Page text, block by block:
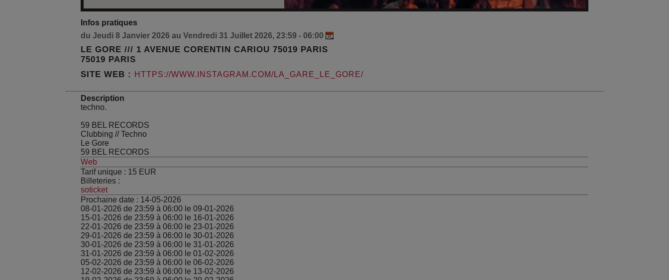
Infos pratiques
du Jeudi 8 Janvier 2026 au Vendredi 31 Juillet 2026, 23:59 - 06:00
LE GORE /// 1 AVENUE CORENTIN CARIOU 75019 PARIS
75019 PARIS
SITE WEB :
HTTPS://WWW.INSTAGRAM.COM/LA_GARE_LE_GORE/
Description
techno.
59 BEL RECORDS
Clubbing //Techno
Le Gore
59 BEL RECORDS
Web
Tarif unique : 15 EUR
Billeteries :
soticket
Prochaine date : 14-05-2026
08-01-2026 de 23:59 à 06:00 le 09-01-2026
15-01-2026 de 23:59 à 06:00 le 16-01-2026
22-01-2026 de 23:59 à 06:00 le 23-01-2026
29-01-2026 de 23:59 à 06:00 le 30-01-2026
30-01-2026 de 23:59 à 06:00 le 31-01-2026
31-01-2026 de 23:59 à 06:00 le 01-02-2026
05-02-2026 de 23:59 à 06:00 le 06-02-2026
12-02-2026 de 23:59 à 06:00 le 13-02-2026